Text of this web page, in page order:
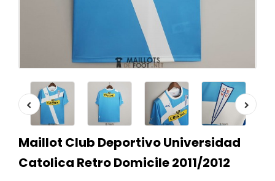
Maillot Club Deportivo Universidad
Catolica Retro Domicile 2011/2012